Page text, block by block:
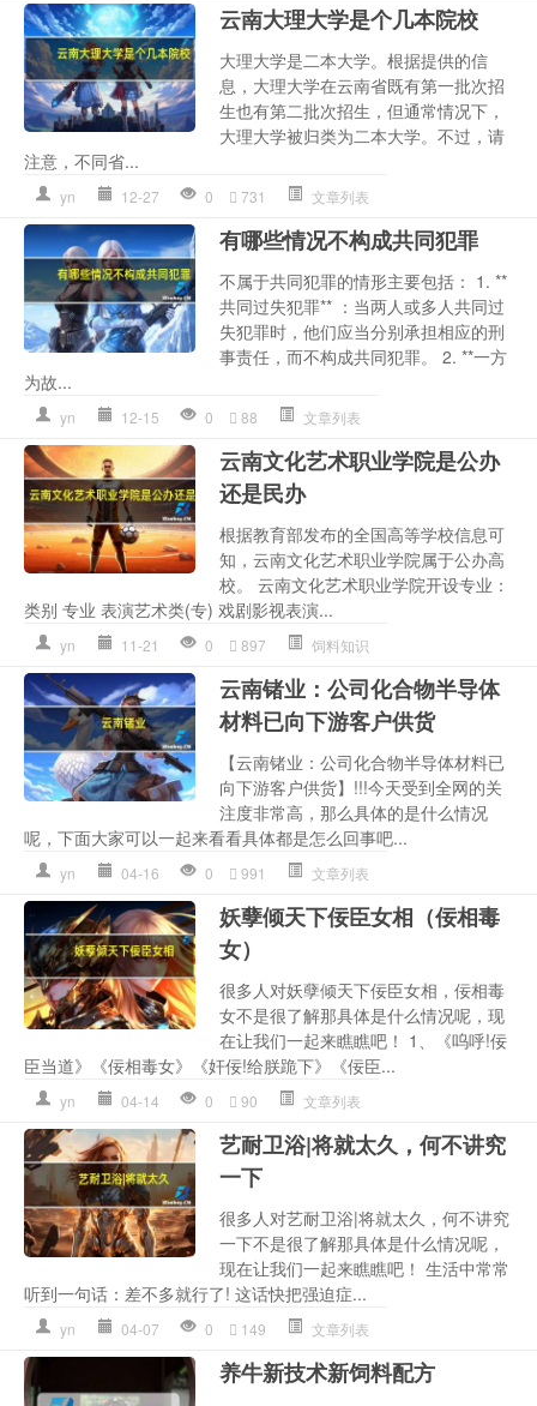
云南大理大学是个几本院校
大理大学是二本大学。根据提供的信
息，大理大学在云南省既有第一批次招
生也有第二批次招生，但通常情况下，
大理大学被归类为二本大学。不过，请
注意，不同省...
yn 12-27 0 731 文章列表
有哪些情况不构成共同犯罪
不属于共同犯罪的情形主要包括： 1. **
共同过失犯罪** ：当两人或多人共同过
失犯罪时，他们应当分别承担相应的刑
事责任，而不构成共同犯罪。 2. **一方
为故...
yn 12-15 0 88 文章列表
云南文化艺术职业学院是公办
还是民办
根据教育部发布的全国高等学校信息可
知，云南文化艺术职业学院属于公办高
校。 云南文化艺术职业学院开设专业：
类别 专业 表演艺术类(专) 戏剧影视表演...
yn 11-21 0 897 饲料知识
云南锗业：公司化合物半导体
材料已向下游客户供货
【云南锗业：公司化合物半导体材料已
向下游客户供货】!!!今天受到全网的关
注度非常高，那么具体的是什么情况
呢，下面大家可以一起来看看具体都是怎么回事吧...
yn 04-16 0 991 文章列表
妖孽倾天下佞臣女相（佞相毒
女）
很多人对妖孽倾天下佞臣女相，佞相毒
女不是很了解那具体是什么情况呢，现
在让我们一起来瞧瞧吧！ 1、《呜呼!佞
臣当道》《佞相毒女》《奸佞!给朕跪下》《佞臣...
yn 04-14 0 90 文章列表
艺耐卫浴|将就太久，何不讲究
一下
很多人对艺耐卫浴|将就太久，何不讲究
一下不是很了解那具体是什么情况呢，
现在让我们一起来瞧瞧吧！ 生活中常常
听到一句话：差不多就行了! 这话快把强迫症...
yn 04-07 0 149 文章列表
养牛新技术新饲料配方